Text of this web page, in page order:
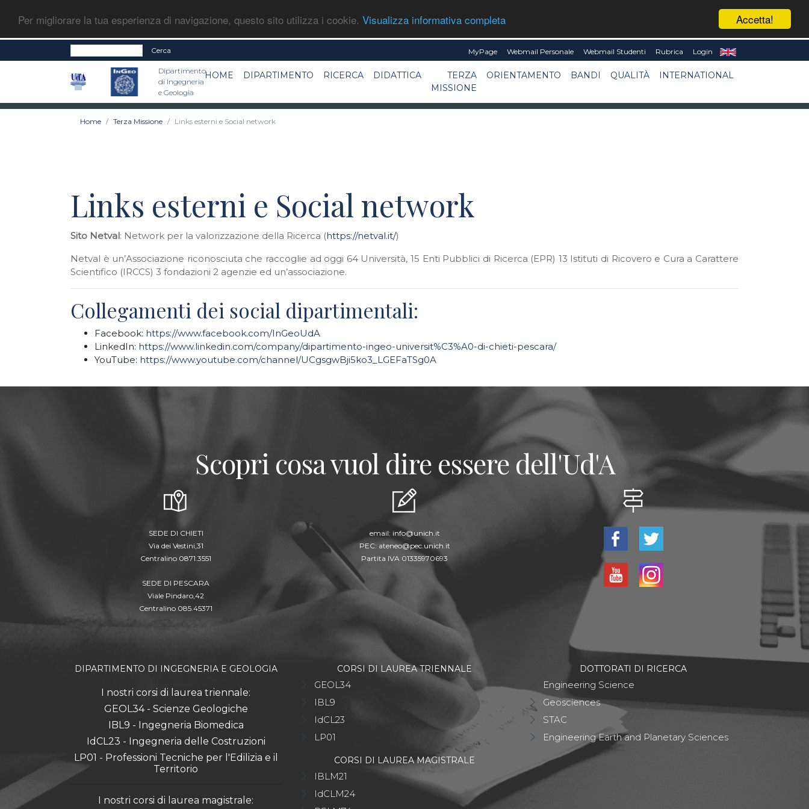
Accetta!
Per migliorare la tua esperienza di navigazione, questo sito utilizza i cookie. Visualizza informativa completa
Cerca MyPage Webmail Personale Webmail Studenti Rubrica Login
Dipartimento
di Ingegneria
e Geologia
HOME DIPARTIMENTO RICERCA DIDATTICA
TERZA
MISSIONE
ORIENTAMENTO BANDI QUALITÀ INTERNATIONAL
Home Terza Missione Links esterni e Social network
Links esterni e Social network
Sito Netval: Network per la valorizzazione della Ricerca (https://netval.it/)
Netval è un’Associazione riconosciuta che raccoglie ad oggi 64 Università, 15 Enti Pubblici di Ricerca (EPR) 13 Istituti di Ricovero e Cura a Carattere
Scientifico (IRCCS) 3 fondazioni 2 agenzie ed un’associazione.
Collegamenti dei social dipartimentali:
Facebook: https://www.facebook.com/InGeoUdA
LinkedIn: https://www.linkedin.com/company/dipartimento-ingeo-universit%C3%A0-di-chieti-pescara/
YouTube: https://www.youtube.com/channel/UCgsgwBji5ko3_LGEFaTSg0A
Scopri cosa vuol dire essere dell'Ud'A
SEDE DI CHIETI
Via dei Vestini,31
Centralino 0871.3551
SEDE DI PESCARA
Viale Pindaro,42
Centralino 085.45371
email: info@unich.it
PEC: ateneo@pec.unich.it
Partita IVA 01335970693
DIPARTIMENTO DI INGEGNERIA E GEOLOGIA
I nostri corsi di laurea triennale:
GEOL34 - Scienze Geologiche
IBL9 - Ingegneria Biomedica
IdCL23 - Ingegneria delle Costruzioni
LP01 - Professioni Tecniche per l'Edilizia e il
Territorio
I nostri corsi di laurea magistrale:
CORSI DI LAUREA TRIENNALE
GEOL34
IBL9
IdCL23
LP01
CORSI DI LAUREA MAGISTRALE
IBLM21
IdCLM24
DOTTORATI DI RICERCA
Engineering Science
Geosciences
STAC
Engineering Earth and Planetary Sciences